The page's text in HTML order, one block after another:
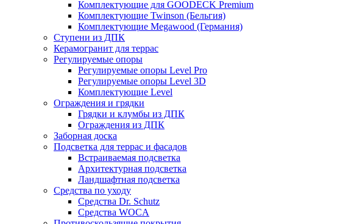
Комплектующие для GOODECK Premium
Комплектующие Twinson (Бельгия)
Комплектующие Megawood (Германия)
Ступени из ДПК
Керамогранит для террас
Регулируемые опоры
Регулируемые опоры Level Pro
Регулируемые опоры Level 3D
Комплектующие Level
Ограждения и грядки
Грядки и клумбы из ДПК
Ограждения из ДПК
Заборная доска
Подсветка для террас и фасадов
Встраиваемая подсветка
Архитектурная подсветка
Ландшафтная подсветка
Средства по уходу
Средства Dr. Schutz
Средства WOCA